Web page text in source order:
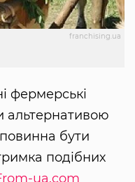
franchising.ua
фермерські
альтернативою
бути
подібних
ua.com